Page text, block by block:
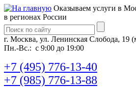
Оказываем услуги в
в регионах России
г. Москва, ул. Ленинская Слобода, 19
Пн.-Вс.: с 9:00 до 19:00
+7 (495) 776-13-40
+7 (985) 776-13-88